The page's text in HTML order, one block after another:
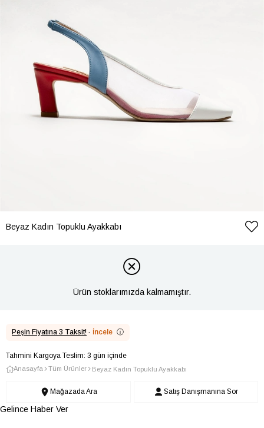
Beyaz Kadın Topuklu Ayakkabı
Ürün stoklarımızda kalmamıştır.
Peşin Fiyatına 3 Taksit! · İncele ⓘ
Tahmini Kargoya Teslim: 3 gün içinde
Anasayfa Tüm Ürünler Beyaz Kadın Topuklu Ayakkabı
Mağazada Ara Satış Danışmanına Sor
Gelince Haber Ver